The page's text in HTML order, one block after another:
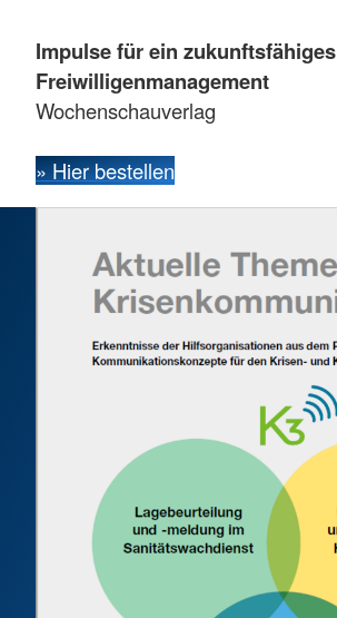
Impulse für ein zukunftsfähiges
Freiwilligenmanagement
Wochenschauverlag
» Hier bestellen